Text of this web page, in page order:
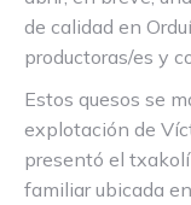
de calidad en
productoras/es y
Estos quesos se
explotación de
presentó el
familiar ubicada